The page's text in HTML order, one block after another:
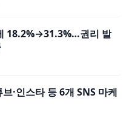
18.2%→31.3%…권리 발
·인스타 등 6개 SNS 마케